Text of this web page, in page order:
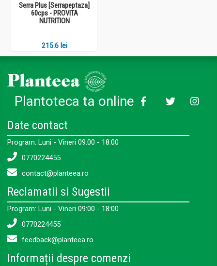
Serra Plus [Serrapeptaza]
60cps - PROVITA
NUTRITION
215.6 lei
Plantoteca ta online
Date contact
Program: Luni - Vineri 09:00 - 18:00
0770224455
contact@planteea.ro
Reclamatii si Sugestii
Program: Luni - Vineri 09:00 - 18:00
0770224455
feedback@planteea.ro
Informații despre comenzi